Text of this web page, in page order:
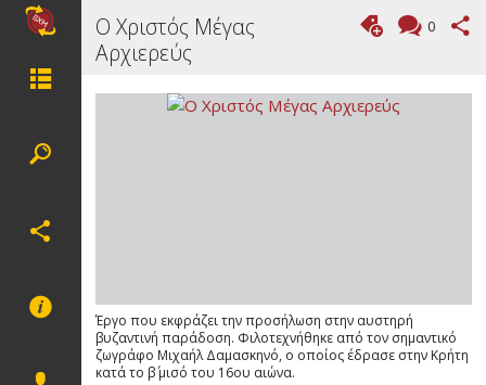
Ο Χριστός Μέγας
Αρχιερεύς
0
Έργο που εκφράζει την προσήλωση στην αυστηρή
βυζαντινή παράδοση. Φιλοτεχνήθηκε από τον σημαντικό
ζωγράφο Μιχαήλ Δαμασκηνό, ο οποίος έδρασε στην Κρήτη
κατά το β΄ μισό του 16ου αιώνα.